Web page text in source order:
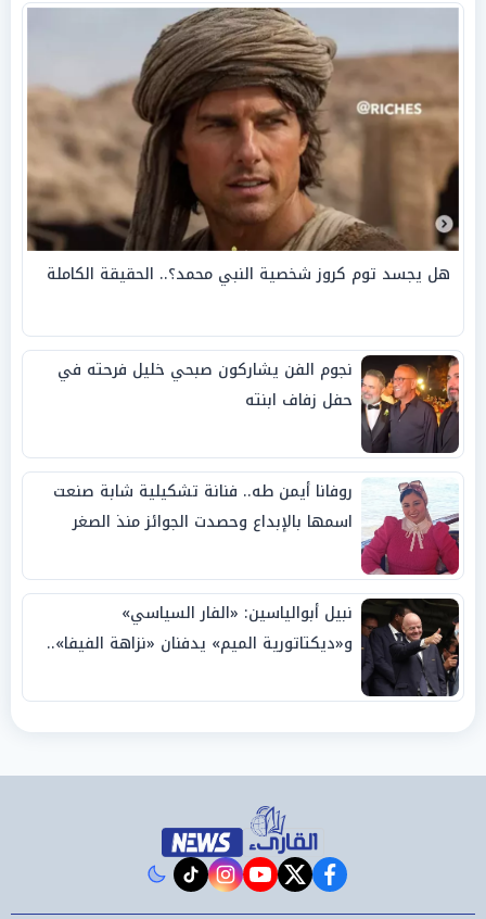
هل يجسد توم كروز شخصية النبي محمد؟.. الحقيقة الكاملة
نجوم الفن يشاركون صبحي خليل فرحته في
حفل زفاف ابنته
روفانا أيمن طه.. فنانة تشكيلية شابة صنعت
اسمها بالإبداع وحصدت الجوائز منذ الصغر
نبيل أبوالياسين: «الفار السياسي»
و«ديكتاتورية الميم» يدفنان «نزاهة الفيفا»..
facebook
twitter
youtube
instagram
tiktok